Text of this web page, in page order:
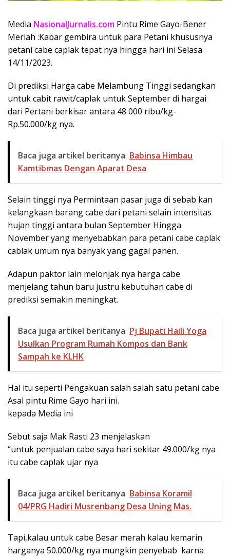
Media NasionalJurnalis.com Pintu Rime Gayo-Bener
Meriah :Kabar gembira untuk para Petani khususnya
petani cabe caplak tepat nya hingga hari ini Selasa
14/11/2023.
Di prediksi Harga cabe Melambung Tinggi sedangkan
untuk cabit rawit/caplak untuk September di hargai
dari Pertani berkisar antara 48 000 ribu/kg-
Rp.50.000/kg nya.
Baca juga artikel beritanya Babinsa Himbau
Kamtibmas Dengan Aparat Desa
Selain tinggi nya Permintaan pasar juga di sebab kan
kelangkaan barang cabe dari petani selain intensitas
hujan tinggi antara bulan September Hingga
November yang menyebabkan para petani cabe caplak
cablak umum nya banyak yang gagal panen.
Adapun paktor lain melonjak nya harga cabe
menjelang tahun baru justru kebutuhan cabe di
prediksi semakin meningkat.
Baca juga artikel beritanya Pj Bupati Haili Yoga
Usulkan Program Rumah Kompos dan Bank
Sampah ke KLHK
Hal itu seperti Pengakuan salah salah satu petani cabe
Asal pintu Rime Gayo hari ini.
kepada Media ini
Sebut saja Mak Rasti 23 menjelaskan
“untuk penjualan cabe saya hari sekitar 49.000/kg nya
itu cabe caplak ujar nya
Baca juga artikel beritanya Babinsa Koramil
04/PRG Hadiri Musrenbang Desa Uning Mas.
Tapi,kalau untuk cabe Besar merah kalau kemarin
harganya 50.000/kg nya mungkin penyebab karna